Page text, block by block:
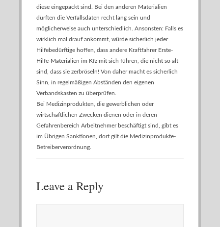
diese eingepackt sind. Bei den anderen Materialien
dürften die Verfallsdaten recht lang sein und
möglicherweise auch unterschiedlich. Ansonsten: Falls es
wirklich mal drauf ankommt, würde sicherlich jeder
Hilfebedürftige hoffen, dass andere Kraftfahrer Erste-
Hilfe-Materialien im Kfz mit sich führen, die nicht so alt
sind, dass sie zerbröseln! Von daher macht es sicherlich
Sinn, in regelmäßigen Abständen den eigenen
Verbandskasten zu überprüfen.
Bei Medizinprodukten, die gewerblichen oder
wirtschaftlichen Zwecken dienen oder in deren
Gefahrenbereich Arbeitnehmer beschäftigt sind, gibt es
im Übrigen Sanktionen, dort gilt die Medizinprodukte-
Betreiberverordnung.
Leave a Reply